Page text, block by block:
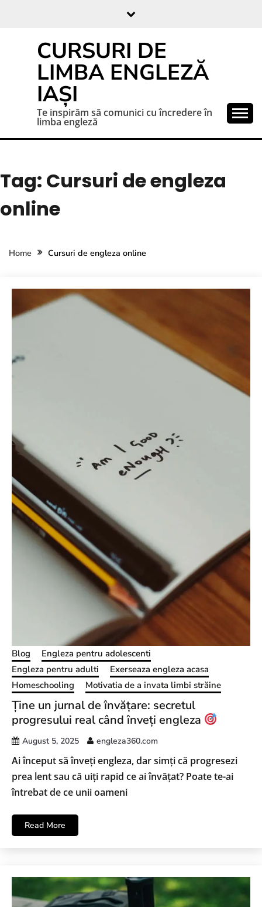
CURSURI DE
LIMBA ENGLEZĂ
IAȘI
Te inspirăm să comunici cu încredere în
limba engleză
Tag: Cursuri de engleza
online
Home Cursuri de engleza online
Blog
Engleza pentru adolescenti
Engleza pentru adulti
Exerseaza engleza acasa
Homeschooling
Motivatia de a invata limbi străine
Ține un jurnal de învățare: secretul
progresului real când înveți engleza
August 5, 2025 engleza360.com
Ai început să înveți engleza, dar simți că progresezi
prea lent sau că uiți rapid ce ai învățat? Poate te-ai
întrebat de ce unii oameni
Read More